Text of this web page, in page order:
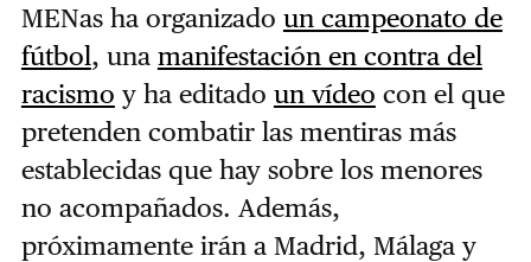
MENas ha organizado un campeonato de
fútbol, una manifestación en contra del
racismo y ha editado un vídeo con el que
pretenden combatir las mentiras más
establecidas que hay sobre los menores
no acompañados. Además,
próximamente irán a Madrid, Málaga y